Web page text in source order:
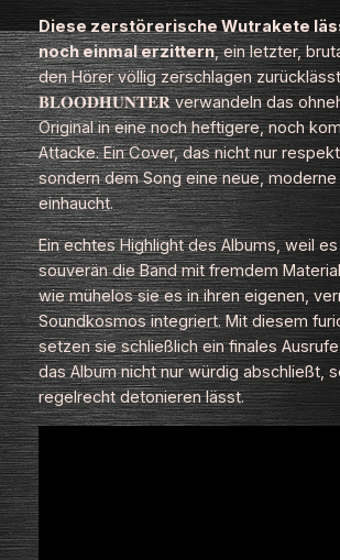
Diese zerstörerische Wutrakete
noch einmal erzittern, ein letzter,
den Hörer völlig zerschlagen
𝐁𝐋𝐎𝐎𝐃𝐇𝐔𝐍𝐓𝐄𝐑 verwandeln das
Original in eine noch heftigere, noch
Attacke. Ein Cover, das nicht nur
sondern dem Song eine neue, moderne
einhaucht.
Ein echtes Highlight des Albums, weil
souverän die Band mit fremdem
wie mühelos sie es in ihren eigenen,
Soundkosmos integriert. Mit diesem
setzen sie schließlich ein finales
das Album nicht nur würdig abschließt,
regelrecht detonieren lässt.